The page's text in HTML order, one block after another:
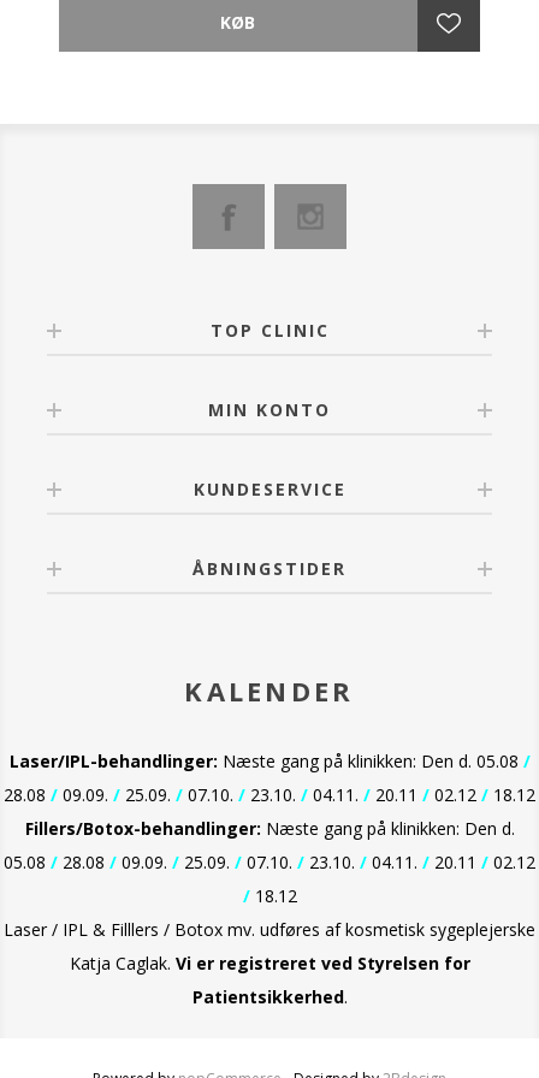
nærringstoffer, antioxidanter samt beroligende og
plejende ingredienser, som sikrer en effektiv og
dybdegående rensning af porerne.
hjælper endda med at kontrollere acne. Cleansing
Complex er effektiv til at fjerne makeup.
- Hjælper med at kontrollere acne
TOP CLINIC
MIN KONTO
KUNDESERVICE
ÅBNINGSTIDER
KALENDER
Laser/IPL-behandlinger: Næste gang på klinikken: Den d. 05.08 /
28.08 / 09.09. / 25.09. / 07.10. / 23.10. / 04.11. / 20.11 / 02.12 / 18.12
Fillers/Botox-behandlinger: Næste gang på klinikken: Den d.
05.08 / 28.08 / 09.09. / 25.09. / 07.10. / 23.10. / 04.11. / 20.11 / 02.12
/18.12
Laser / IPL & Filllers / Botox mv. udføres af kosmetisk sygeplejerske
Katja Caglak. Vi er registreret ved Styrelsen for
Patientsikkerhed.